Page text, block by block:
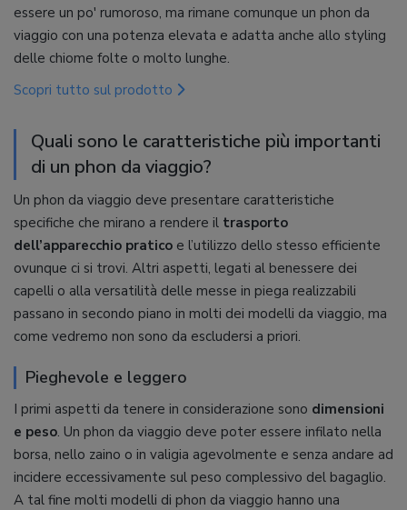
essere un po' rumoroso, ma rimane comunque un phon da
viaggio con una potenza elevata e adatta anche allo styling
delle chiome folte o molto lunghe.
Scopri tutto sul prodotto
Quali sono le caratteristiche più importanti
di un phon da viaggio?
Un phon da viaggio deve presentare caratteristiche
specifiche che mirano a rendere il trasporto
dell’apparecchio pratico e l’utilizzo dello stesso efficiente
ovunque ci si trovi. Altri aspetti, legati al benessere dei
capelli o alla versatilità delle messe in piega realizzabili
passano in secondo piano in molti dei modelli da viaggio, ma
come vedremo non sono da escludersi a priori.
Pieghevole e leggero
I primi aspetti da tenere in considerazione sono dimensioni
e peso. Un phon da viaggio deve poter essere infilato nella
borsa, nello zaino o in valigia agevolmente e senza andare ad
incidere eccessivamente sul peso complessivo del bagaglio.
A tal fine molti modelli di phon da viaggio hanno una